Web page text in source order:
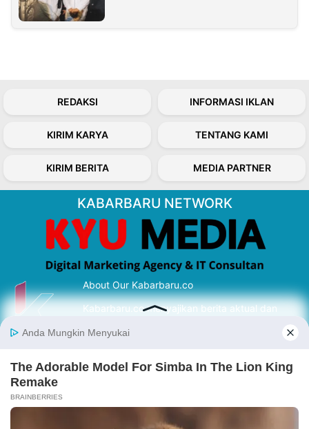
REDAKSI INFORMASI IKLAN
KIRIM KARYA TENTANG KAMI
KIRIM BERITA MEDIA PARTNER
KABARBARU NETWORK
About Our Kabarbaru.co
Kabarbaru.co menyajikan berita aktual dan
serta terverifikasi dari sumber yang tepat.
Follow Kabarbaru